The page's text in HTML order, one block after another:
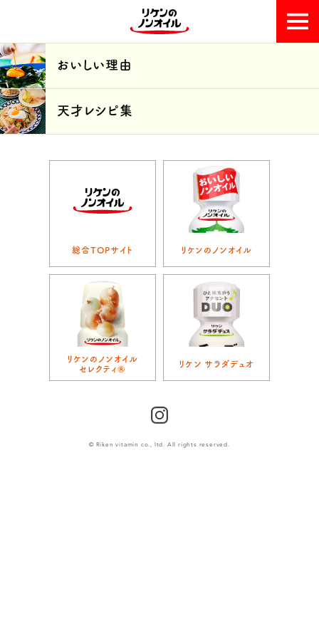
おいしい理由
天才レシピ集
おいしい理由
天才レシピ集
総合TOPサイト リケンのノンオイル
リケンのノンオイル
セレクティ®
リケン サラダデュオ
© Riken vitamin co., ltd. All rights reserved.